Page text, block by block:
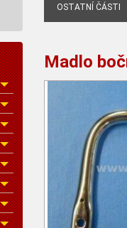
OSTATNÍ ČÁSTI
Madlo